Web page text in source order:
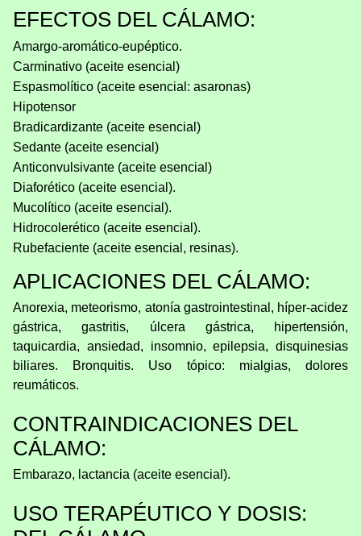
EFECTOS DEL CÁLAMO:
Amargo-aromático-eupéptico.
Carminativo (aceite esencial)
Espasmolítico (aceite esencial: asaronas)
Hipotensor
Bradicardizante (aceite esencial)
Sedante (aceite esencial)
Anticonvulsivante (aceite esencial)
Diaforético (aceite esencial).
Mucolítico (aceite esencial).
Hidrocolerético (aceite esencial).
Rubefaciente (aceite esencial, resinas).
APLICACIONES DEL CÁLAMO:
Anorexia, meteorismo, atonía gastrointestinal, híper-acidez
gástrica, gastritis, úlcera gástrica, hipertensión,
taquicardia, ansiedad, insomnio, epilepsia, disquinesias
biliares. Bronquitis. Uso tópico: mialgias, dolores
reumáticos.
CONTRAINDICACIONES DEL
CÁLAMO:
Embarazo, lactancia (aceite esencial).
USO TERAPÉUTICO Y DOSIS: